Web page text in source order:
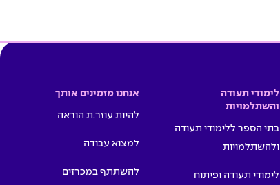
לימודי תעודה
והשתלמויות
בתי הספר ללימודי תעודה
ולהשתלמויות
לימודי תעודה ופיתוח
אנחנו מזמינים אותך
להיות עוזר.ת הוראה
למצוא עבודה
להשתתף במכרזים